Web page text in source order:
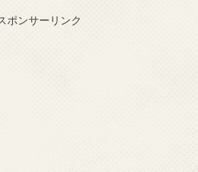
ポンサーリンク